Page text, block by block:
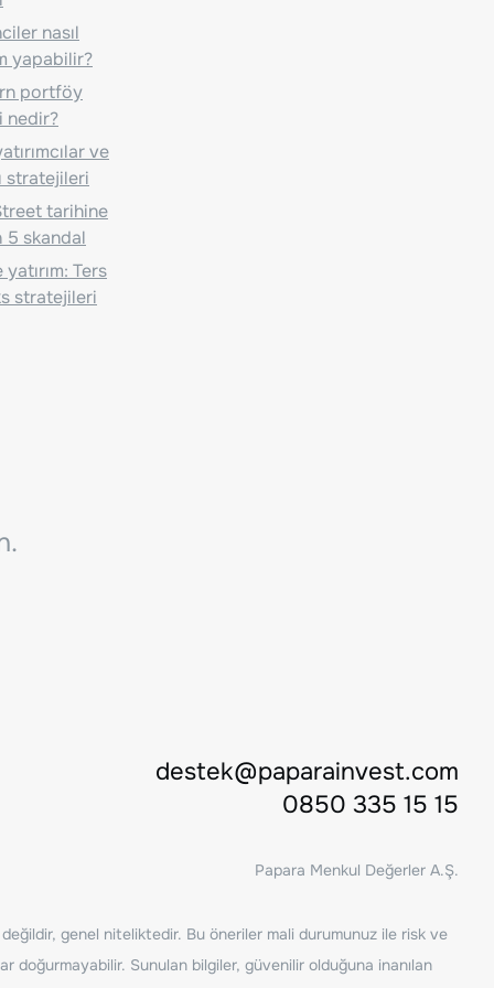
nasıl
yapabilir?
portföy
nedir?
ve
stratejileri
tarihine
5 skandal
Ters
stratejileri
destek@paparainvest.com
0850 335 15 15
Papara Menkul Değerler A.Ş.
değildir, genel niteliktedir. Bu öneriler mali durumunuz ile risk ve
doğurmayabilir. Sunulan bilgiler, güvenilir olduğuna inanılan